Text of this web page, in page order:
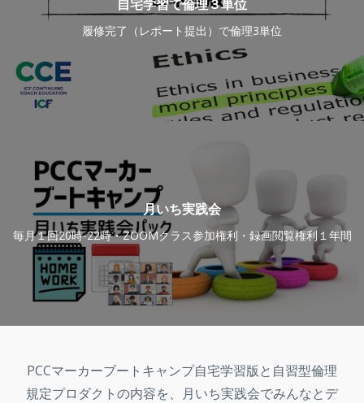
自宅学習で倫理３単位
履修完了（レポート提出）で倫理3単位
月いち実践会
毎月１回20時-22時・ZOOMクラス参加権利・録画閲覧権利１年間
PCCマーカーブートキャンプ自宅学習版と自習型倫理
規定プロダクトの内容を、月いち実践会でみんなとデ